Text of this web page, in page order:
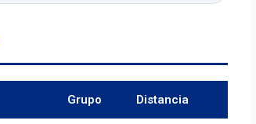
Grupo Distancia